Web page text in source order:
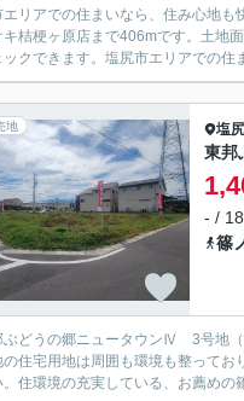
エリアでの住まいなら、住み心地
キ桔梗ヶ原店まで406mです。土地
ックできます。塩尻市エリアでの
地 塩
東邦
- /
篠
ぶどうの郷ニュータウンⅣ 3号地
の住宅用地は周囲も環境も整ってお
。住環境の充実している、お薦めの